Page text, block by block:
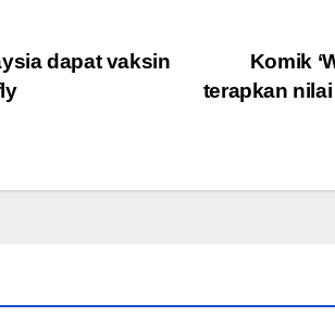
Komik
terapkan
dapat vaksin